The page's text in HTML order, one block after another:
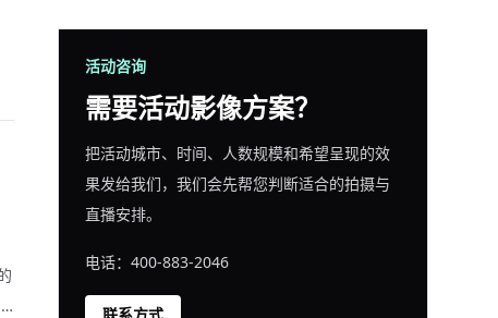
活动咨询
需要活动影像方案？
把活动城市、时间、人数规模和希望呈现的效
果发给我们，我们会先帮您判断适合的拍摄与
直播安排。
电话：400-883-2046